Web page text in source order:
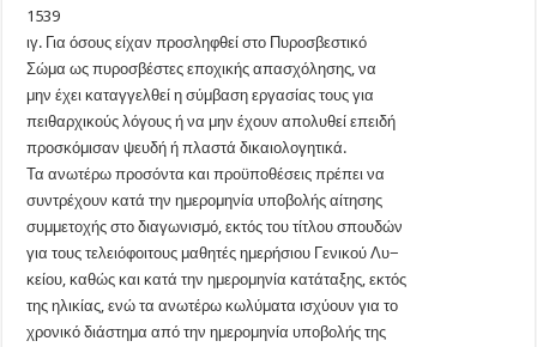
1539
ιγ. Για όσους είχαν προσληφθεί στο Πυροσβεστικό
Σώμα ως πυροσβέστες εποχικής απασχόλησης, να
μην έχει καταγγελθεί η σύμβαση εργασίας τους για
πειθαρχικούς λόγους ή να μην έχουν απολυθεί επειδή
προσκόμισαν ψευδή ή πλαστά δικαιολογητικά.
Τα ανωτέρω προσόντα και προϋποθέσεις πρέπει να
συντρέχουν κατά την ημερομηνία υποβολής αίτησης
συμμετοχής στο διαγωνισμό, εκτός του τίτλου σπουδών
για τους τελειόφοιτους μαθητές ημερήσιου Γενικού Λυ−
κείου, καθώς και κατά την ημερομηνία κατάταξης, εκτός
της ηλικίας, ενώ τα ανωτέρω κωλύματα ισχύουν για το
χρονικό διάστημα από την ημερομηνία υποβολής της